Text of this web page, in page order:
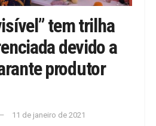
tem trilha
devido a
produtor
11 de janeiro de 2021